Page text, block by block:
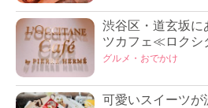
渋谷区・道玄坂に
ツカフェ≪ロクシ
グルメ・おでかけ
可愛いスイーツ